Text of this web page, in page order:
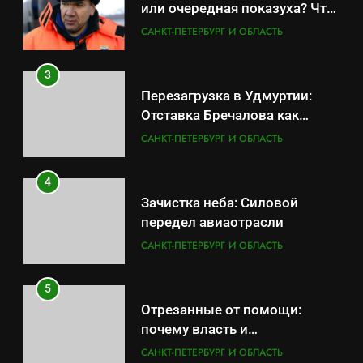
или очередная показуха? Что
скрывает российский ВМФ
САНКТ-ПЕТЕРБУРГ И ОБЛАСТЬ
3
Перезагрузка в Удмуртии:
Отставка Бречалова как
результат управленческих
САНКТ-ПЕТЕРБУРГ И ОБЛАСТЬ
4
Зачистка неба: Силовой
передел авиаотрасли
САНКТ-ПЕТЕРБУРГ И ОБЛАСТЬ
5
Отрезанные от помощи:
почему власть и
маркетплейсы «умывают
САНКТ-ПЕТЕРБУРГ И ОБЛАСТЬ